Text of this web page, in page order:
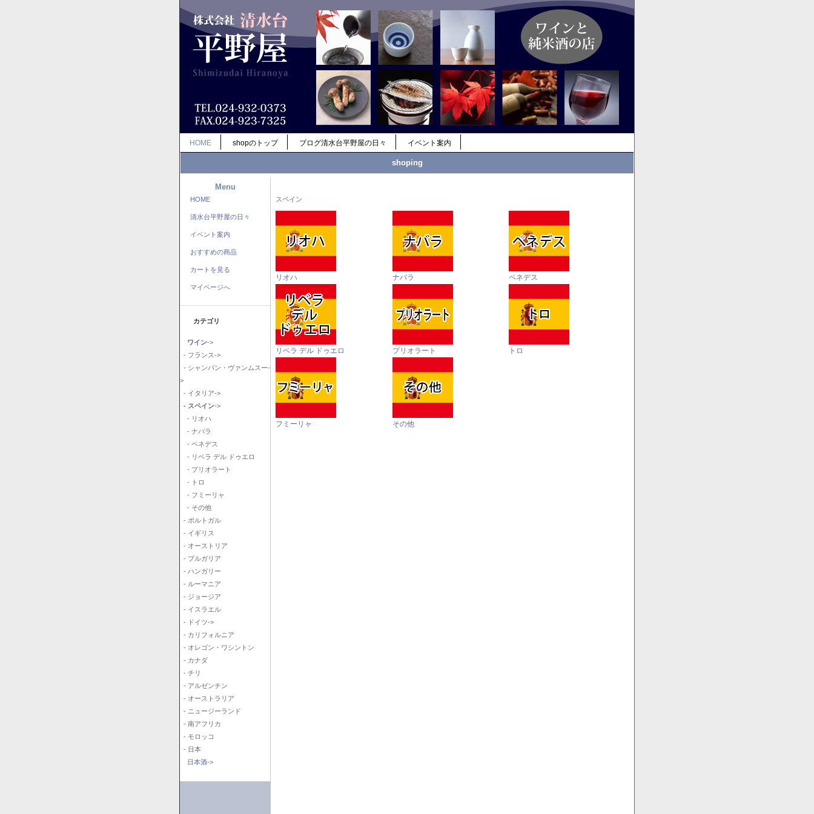
HOME shopのトップ ブログ清水台平野屋の日々 イベント案内
shoping
Menu
HOME
清水台平野屋の日々
イベント案内
おすすめの商品
カートを見る
マイページへ
カテゴリ
ワイン->
- フランス->
- シャンパン・ヴァンムスー-
>
- イタリア->
- スペイン->
- リオハ
- ナバラ
- ペネデス
- リベラ デル ドゥエロ
- プリオラート
- トロ
- フミーリャ
- その他
- ポルトガル
- イギリス
- オーストリア
- ブルガリア
- ハンガリー
- ルーマニア
- ジョージア
- イスラエル
- ドイツ->
- カリフォルニア
- オレゴン・ワシントン
- カナダ
- チリ
- アルゼンチン
- オーストラリア
- ニュージーランド
- 南アフリカ
- モロッコ
- 日本
日本酒->
スペイン
リオハ ナバラ ペネデス
リベラ デル ドゥエロ プリオラート トロ
フミーリャ その他